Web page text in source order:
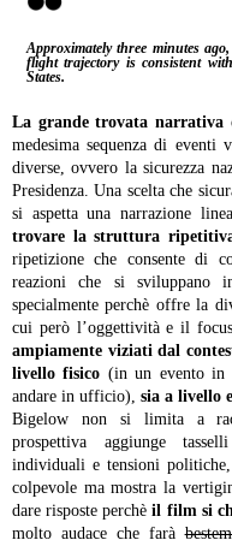
Approximately three minutes
flight trajectory is consistent
States.
La grande trovata
medesima sequenza di eventi
diverse, ovvero la sicurezza
Presidenza. Una scelta che
si aspetta una narrazione
trovare la struttura
ripetizione che consente di
reazioni che si sviluppano
specialmente perchè offre la
cui però l’oggettività e il
ampiamente viziati dal
livello fisico (in un evento in
andare in ufficio), sia a livello
Bigelow non si limita a
prospettiva aggiunge
individuali e tensioni politiche,
colpevole ma mostra la
dare risposte perchèil film si
molto audace che farà